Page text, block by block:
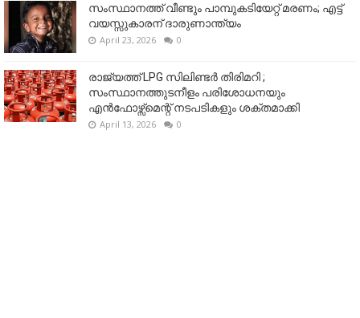
സംസ്ഥാനത്ത് വീണ്ടും പാമ്പുകടിയേറ്റ് മരണം; എട്ട്
വയസ്സുകാരന് ദാരുണാന്ത്യം
April 23, 2026 0
രാജ്യത്ത് LPG സിലിണ്ടർ തിരിമറി ;
സംസ്ഥാനത്തുടനീളം പരിശോധനയും
എൻഫോഴ്സ്മെന്റ് നടപടികളും ശക്തമാക്കി
April 13, 2026 0